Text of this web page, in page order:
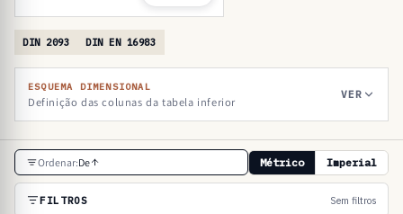
DIN 2093 DIN EN 16983
ESQUEMA DIMENSIONAL
Definição das colunas da tabela inferior
VER
T
a
Ordenar:De Métrico Imperial
FILTROS Sem filtros